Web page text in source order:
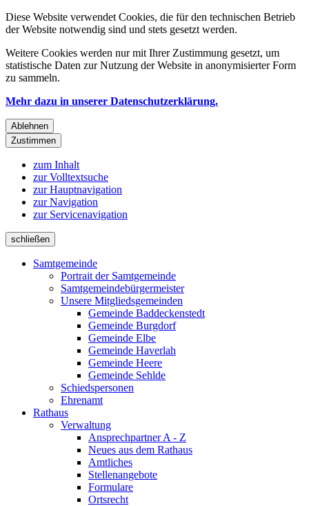
Diese Website verwendet Cookies, die für den technischen Betrieb
der Website notwendig sind und stets gesetzt werden.
Weitere Cookies werden nur mit Ihrer Zustimmung gesetzt, um
statistische Daten zur Nutzung der Website in anonymisierter Form
zu sammeln.
Mehr dazu in unserer Datenschutzerklärung.
Ablehnen
Zustimmen
zum Inhalt
zur Volltextsuche
zur Hauptnavigation
zur Navigation
zur Servicenavigation
schließen
Samtgemeinde
Portrait der Samtgemeinde
Samtgemeindebürgermeister
Unsere Mitgliedsgemeinden
Gemeinde Baddeckenstedt
Gemeinde Burgdorf
Gemeinde Elbe
Gemeinde Haverlah
Gemeinde Heere
Gemeinde Sehlde
Schiedspersonen
Ehrenamt
Rathaus
Verwaltung
Ansprechpartner A - Z
Neues aus dem Rathaus
Amtliches
Stellenangebote
Formulare
Ortsrecht